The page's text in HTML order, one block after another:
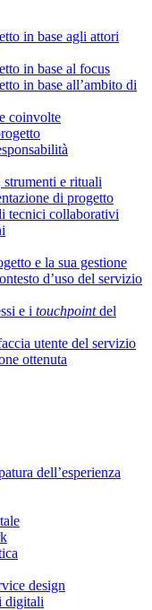
in base agli attori
in base al focus
in base all’ambito di
coinvolte
e rituali
di progetto
tecnici collaborativi
e la sua gestione
d’uso del servizio
e i touchpointdel
utente del servizio
ottenuta
dell’esperienza
design
digitali